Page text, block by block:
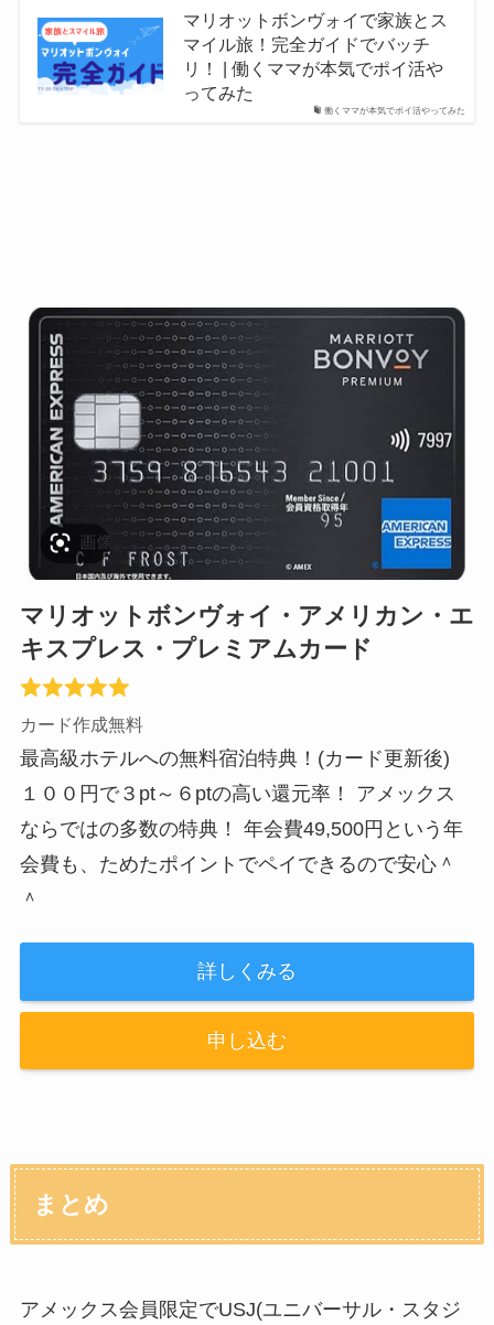
働くママが本気でポイ活やってみた
マリオットボンヴォイで家族とス
マイル旅！完全ガイドでバッチ
リ！ | 働くママが本気でポイ活や
ってみた
マリオットボンヴォイ・アメリカン・エ
キスプレス・プレミアムカード
カード作成無料
最高級ホテルへの無料宿泊特典！(カード更新後)
１００円で３pt～６ptの高い還元率！ アメックス
ならではの多数の特典！ 年会費49,500円という年
会費も、ためたポイントでペイできるので安心＾
＾
詳しくみる
申し込む
まとめ
アメックス会員限定でUSJ(ユニバーサル・スタジ